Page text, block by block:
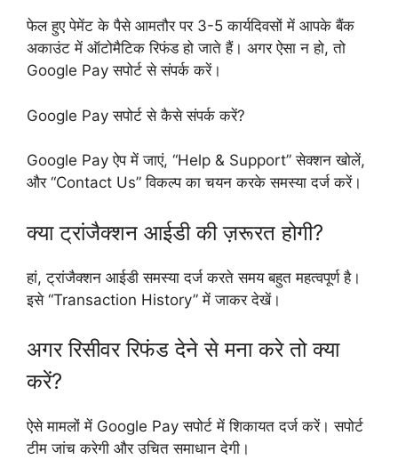
फेल हुए पेमेंट के पैसे आमतौर पर 3-5 कार्यदिवसों में आपके बैंक
अकाउंट में ऑटोमैटिक रिफंड हो जाते हैं। अगर ऐसा न हो, तो
Google Pay सपोर्ट से संपर्क करें।
Google Pay सपोर्ट से कैसे संपर्क करें?
Google Pay ऐप में जाएं, “Help & Support” सेक्शन खोलें,
और “Contact Us” विकल्प का चयन करके समस्या दर्ज करें।
क्या ट्रांजैक्शन आईडी की ज़रूरत होगी?
हां, ट्रांजैक्शन आईडी समस्या दर्ज करते समय बहुत महत्वपूर्ण है।
इसे “Transaction History” में जाकर देखें।
अगर रिसीवर रिफंड देने से मना करे तो क्या
करें?
ऐसे मामलों में Google Pay सपोर्ट में शिकायत दर्ज करें। सपोर्ट
टीम जांच करेगी और उचित समाधान देगी।